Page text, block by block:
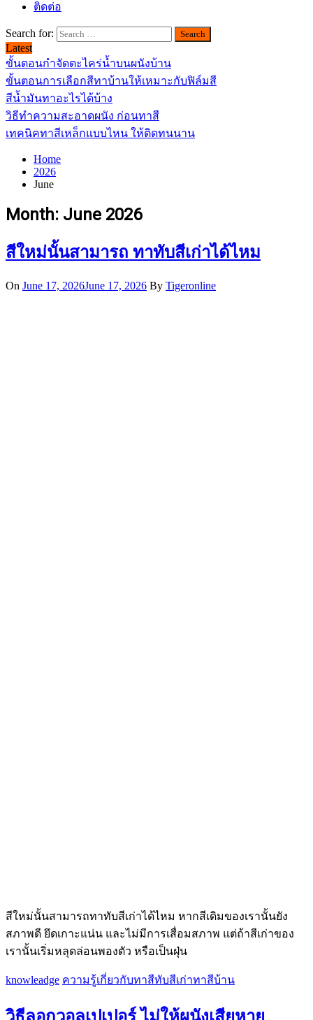
ติดต่อ
Search for:
Latest
ขั้นตอนกำจัดตะไคร่น้ำบนผนังบ้าน
ขั้นตอนการเลือกสีทาบ้านให้เหมาะกับฟิล์มสี
สีน้ำมันทาอะไรได้บ้าง
วิธีทำความสะอาดผนัง ก่อนทาสี
เทคนิคทาสีเหล็กแบบไหน ให้ติดทนนาน
Home
2026
June
Month: June 2026
สีใหม่นั้นสามารถ ทาทับสีเก่าได้ไหม
On June 17, 2026June 17, 2026 By Tigeronline
สีใหม่นั้นสามารถทาทับสีเก่าได้ไหม หากสีเดิมของเรานั้นยัง
สภาพดี ยึดเกาะแน่น และไม่มีการเสื่อมสภาพ แต่ถ้าสีเก่าของ
เรานั้นเริ่มหลุดล่อนพองตัว หรือเป็นฝุ่น
knowleadge ความรู้เกี่ยวกับทาสีทับสีเก่าทาสีบ้าน